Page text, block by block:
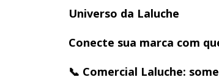
Universo da Laluche
Conecte sua marca com
📞 Comercial Laluche: